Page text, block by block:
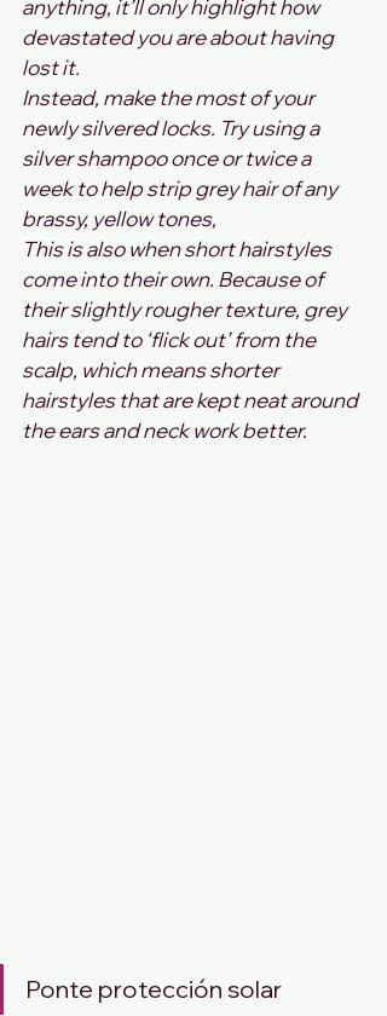
anything, it’ll only highlight how
devastated you are about having
lost it.
Instead, make the most of your
newly silvered locks. Try using a
silver shampoo once or twice a
week to help strip grey hair of any
brassy, yellow tones,
This is also when short hairstyles
come into their own. Because of
their slightly rougher texture, grey
hairs tend to ‘flick out’ from the
scalp, which means shorter
hairstyles that are kept neat around
the ears and neck work better.
Ponte protección solar